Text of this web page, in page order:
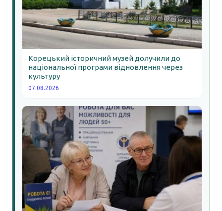
Корецький історичний музей долучили до
національної програми відновлення через
культуру
07.08.2026